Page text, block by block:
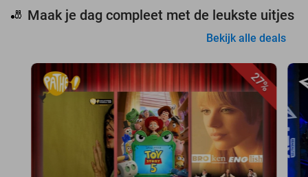
🎳 Maak je dag compleet met de leukste uitjes
Bekijk alle deals
27%